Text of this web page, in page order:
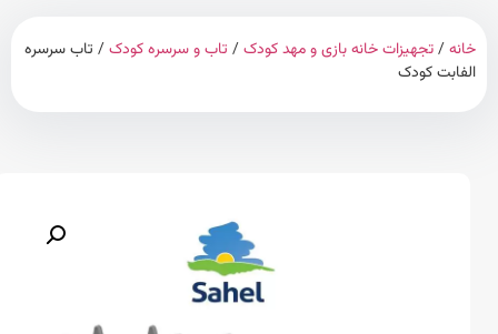
تجهیزات خانه بازی و مهد کودک/تاب و سرسره کودک/ تاب سرسره
کودک